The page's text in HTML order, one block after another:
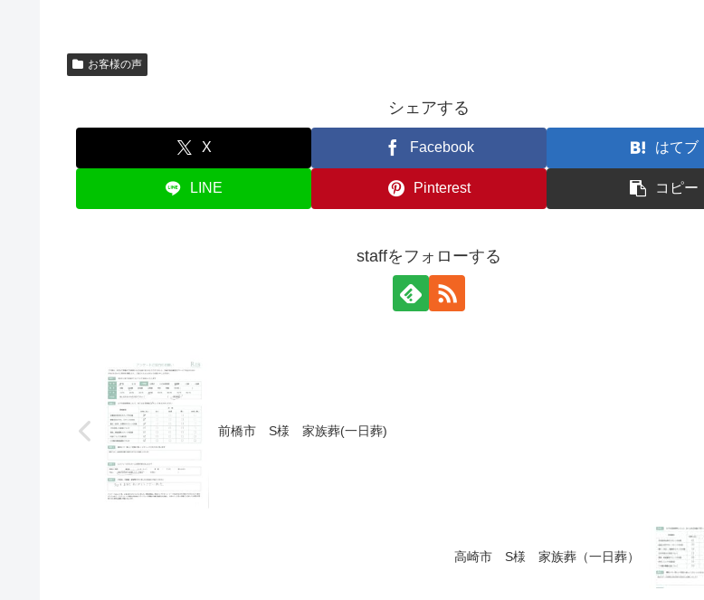
お客様の声
シェアする
X Facebook はてブ
LINE Pinterest コピー
staffをフォローする
前橋市 S様 家族葬(一日葬)
高崎市 S様 家族葬（一日葬）